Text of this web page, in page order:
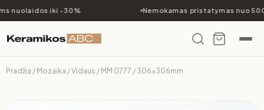
nuolaidos iki -30% Nemokamas pristatymas nuo 500€
Pradžia / Mozaika /Vidaus / MM 0777 / 306x306mm